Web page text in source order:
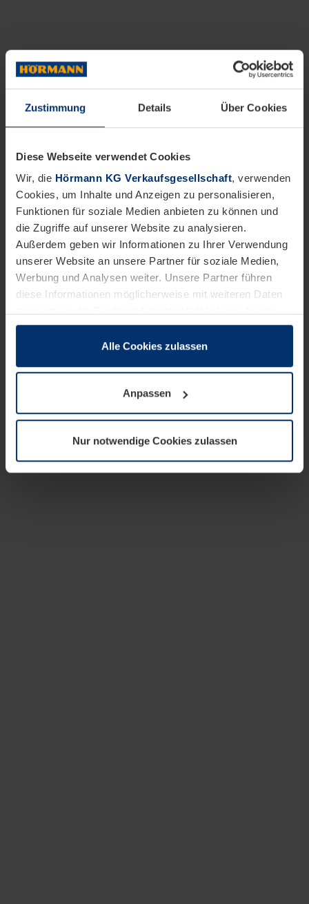
Zustimmung Details Über Cookies
Diese Webseite verwendet Cookies
Wir, die Hörmann KG Verkaufsgesellschaft, verwenden
Cookies, um Inhalte und Anzeigen zu personalisieren,
Funktionen für soziale Medien anbieten zu können und
die Zugriffe auf unserer Website zu analysieren.
Außerdem geben wir Informationen zu Ihrer Verwendung
unserer Website an unsere Partner für soziale Medien,
Werbung und Analysen weiter. Unsere Partner führen
diese Informationen möglicherweise mit weiteren Daten
sie im Rahmen Ihrer Nutzung der Dienste gesammelt
wenn diese für den Betrieb dieser Seite unbedingt
notwendig sind. Für alle anderen Cookie-Typen benötigen
wir Ihre Erlaubnis. Ihre Einwilligung können Sie jederzeit
Datenschutzerklärungunserer Website ändern oder
widerrufen.
Alle Cookies zulassen
Anpassen
Nur notwendige Cookies zulassen